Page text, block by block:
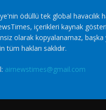
ödüllü tek global havacılık
içerikleri kaynak
olarak kopyalanamaz, başka
tüm hakları saklıdır.
airnewstimes@gmail.com